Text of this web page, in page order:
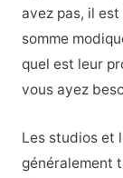
avez pas, il est
somme
quel est leur
vous ayez
Les studios et
généralement